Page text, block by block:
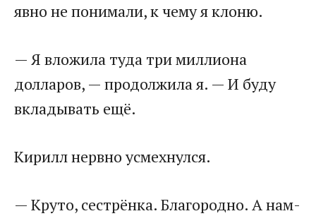
явно не понимали, к чему я клоню.
— Я вложила туда три миллиона
долларов, — продолжила я. — И буду
вкладывать ещё.
Кирилл нервно усмехнулся.
— Круто, сестрёнка. Благородно. А нам-